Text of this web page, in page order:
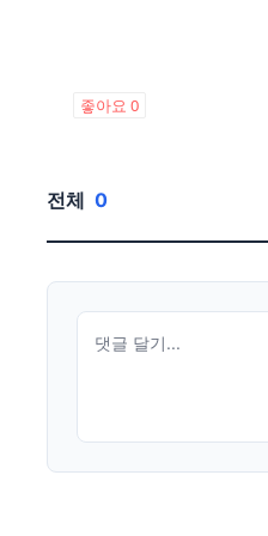
좋아요 0
전체 0